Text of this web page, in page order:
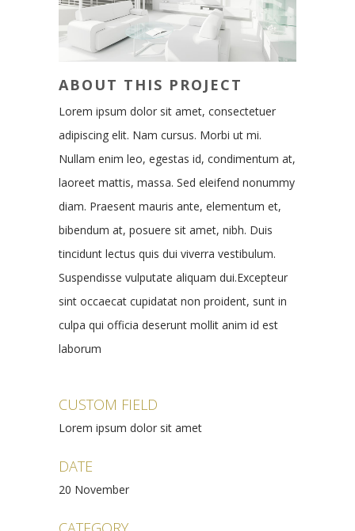
ABOUT THIS PROJECT
Lorem ipsum dolor sit amet, consectetuer
adipiscing elit. Nam cursus. Morbi ut mi.
Nullam enim leo, egestas id, condimentum at,
laoreet mattis, massa. Sed eleifend nonummy
diam. Praesent mauris ante, elementum et,
bibendum at, posuere sit amet, nibh. Duis
tincidunt lectus quis dui viverra vestibulum.
Suspendisse vulputate aliquam dui.Excepteur
sint occaecat cupidatat non proident, sunt in
culpa qui officia deserunt mollit anim id est
laborum
CUSTOM FIELD
Lorem ipsum dolor sit amet
DATE
20 November